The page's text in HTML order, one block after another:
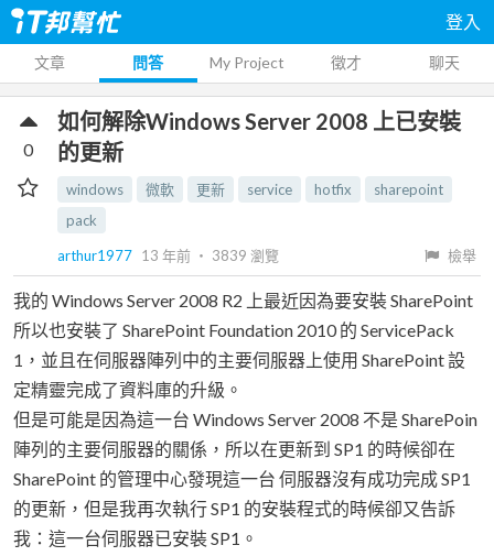
登入
文章 問答 My Project 徵才 聊天
如何解除Windows Server 2008 上已安裝
的更新
windows 微軟 更新 service hotfix
sharepoint
pack
arthur1977 13 年前 ‧ 3839 瀏覽 檢舉
0
我的 Windows Server 2008 R2 上最近因為要安裝 SharePoint
所以也安裝了 SharePoint Foundation 2010 的 ServicePack
1，並且在伺服器陣列中的主要伺服器上使用 SharePoint 設
定精靈完成了資料庫的升級。
但是可能是因為這一台 Windows Server 2008 不是 SharePoin
陣列的主要伺服器的關係，所以在更新到 SP1 的時候卻在
SharePoint 的管理中心發現這一台 伺服器沒有成功完成 SP1
的更新，但是我再次執行 SP1 的安裝程式的時候卻又告訴
我：這一台伺服器已安裝 SP1。